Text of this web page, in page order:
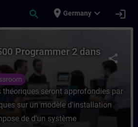
search place Germany expand_more login
S7-1500 Programmer 2
share
Programmer 2 dans
théoriques seront approfondies par
sur un modèle d'installation
de d'un système